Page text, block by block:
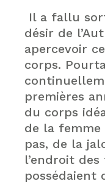
Il a fallu
désir de
apercevoir
corps.
premières
du corps
de la femme
pas, de la
l’endroit
possédaient